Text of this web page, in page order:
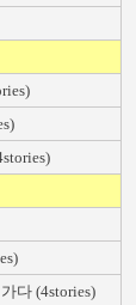
다 (4stories)